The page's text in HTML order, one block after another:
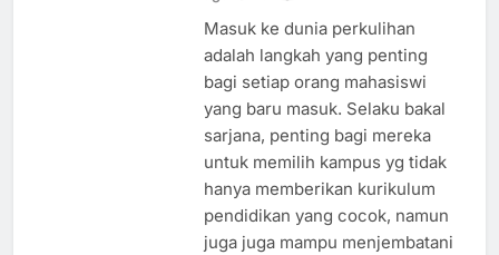
Masuk ke dunia perkulihan
adalah langkah yang penting
bagi setiap orang mahasiswi
yang baru masuk. Selaku bakal
sarjana, penting bagi mereka
untuk memilih kampus yg tidak
hanya memberikan kurikulum
pendidikan yang cocok, namun
juga juga mampu menjembatani